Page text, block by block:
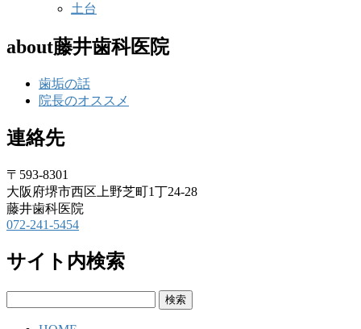
土台
about藤井歯科医院
歯垢の話
院長のオススメ
連絡先
〒593-8301
大阪府堺市西区上野芝町1丁24-28
藤井歯科医院
072-241-5454
サイト内検索